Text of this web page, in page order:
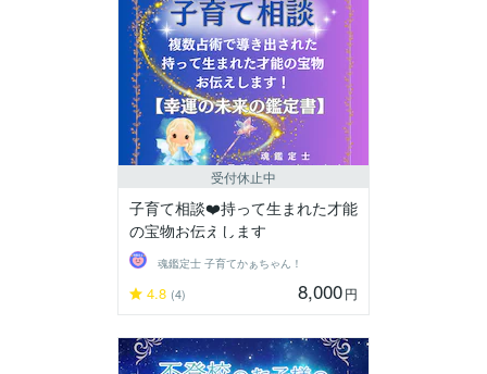
受付休止中
子育て相談❤️持って生まれた才能
の宝物お伝えします
魂鑑定士 子育てかぁちゃん！
4.8 (4) 8,000円